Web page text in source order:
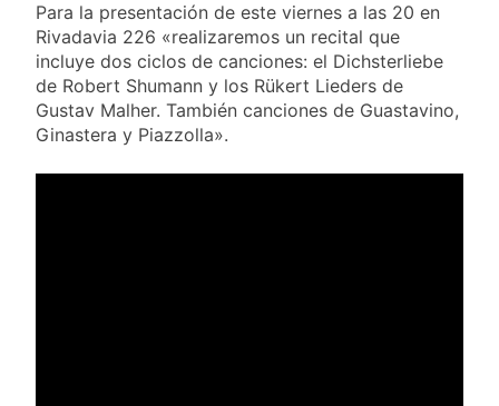
Para la presentación de este viernes a las 20 en
Rivadavia 226 «realizaremos un recital que
incluye dos ciclos de canciones: el Dichsterliebe
de Robert Shumann y los Rükert Lieders de
Gustav Malher. También canciones de Guastavino,
Ginastera y Piazzolla».